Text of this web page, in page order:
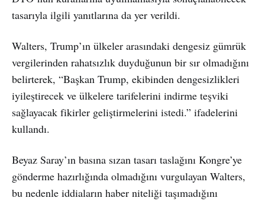
tasarıyla ilgili yanıtlarına da yer verildi.
Walters, Trump’ın ülkeler arasındaki dengesiz gümrük
vergilerinden rahatsızlık duyduğunun bir sır olmadığını
belirterek, “Başkan Trump, ekibinden dengesizlikleri
iyileştirecek ve ülkelere tarifelerini indirme teşviki
sağlayacak fikirler geliştirmelerini istedi.” ifadelerini
kullandı.
Beyaz Saray’ın basına sızan tasarı taslağını Kongre’ye
gönderme hazırlığında olmadığını vurgulayan Walters,
bu nedenle iddiaların haber niteliği taşımadığını